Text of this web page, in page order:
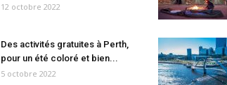
12 octobre 2022
Des activités gratuites à Perth,
pour un été coloré et bien...
5 octobre 2022